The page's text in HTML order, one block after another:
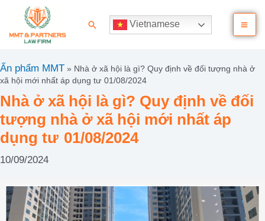
nội
Tìm
Vietnamese
Ấn phẩm MMT » Nhà ở xã hội là gì? Quy định về đối tượng nhà ở
xã hội mới nhất áp dụng tư 01/08/2024
Nhà ở xã hội là gì? Quy định về đối
tượng nhà ở xã hội mới nhất áp
dụng tư 01/08/2024
10/09/2024